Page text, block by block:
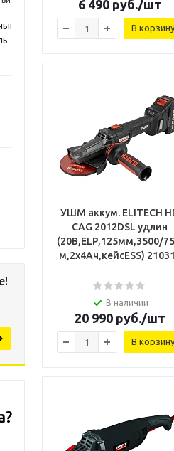
6 490руб./шт
В корзину
УШМ аккум. ELITECH
CAG 2012DSL удлин
(20В,ELP,125мм,3500/
м,2х4Ач,кейсESS)
В наличии
20 990руб./шт
В корзину